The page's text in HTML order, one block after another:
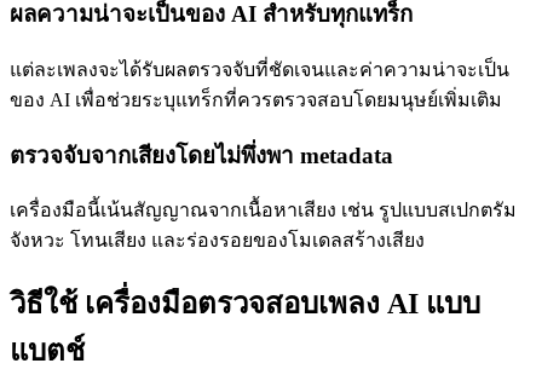
ผลความน่าจะเป็นของ AI สำหรับทุกแทร็ก
แต่ละเพลงจะได้รับผลตรวจจับที่ชัดเจนและค่าความน่าจะเป็น
ของ AI เพื่อช่วยระบุแทร็กที่ควรตรวจสอบโดยมนุษย์เพิ่มเติม
ตรวจจับจากเสียงโดยไม่พึ่งพา metadata
เครื่องมือนี้เน้นสัญญาณจากเนื้อหาเสียง เช่น รูปแบบสเปกตรัม
จังหวะ โทนเสียง และร่องรอยของโมเดลสร้างเสียง
วิธีใช้ เครื่องมือตรวจสอบเพลง AI แบบ
แบตช์